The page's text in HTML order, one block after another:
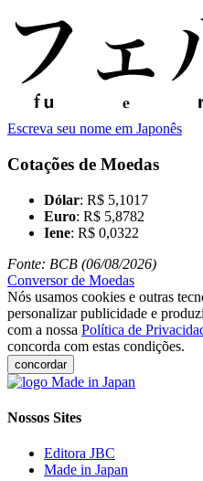
Escreva seu nome em Japonês
Cotações de Moedas
Dólar: R$ 5,1017
Euro: R$ 5,8782
Iene: R$ 0,0322
Fonte: BCB (06/08/2026)
Conversor de Moedas
Nós usamos cookies e outras
personalizar publicidade e
com a nossa Política de
concorda com estas condições.
concordar
Nossos Sites
Editora JBC
Made in Japan